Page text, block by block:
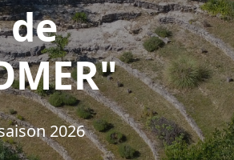
2026